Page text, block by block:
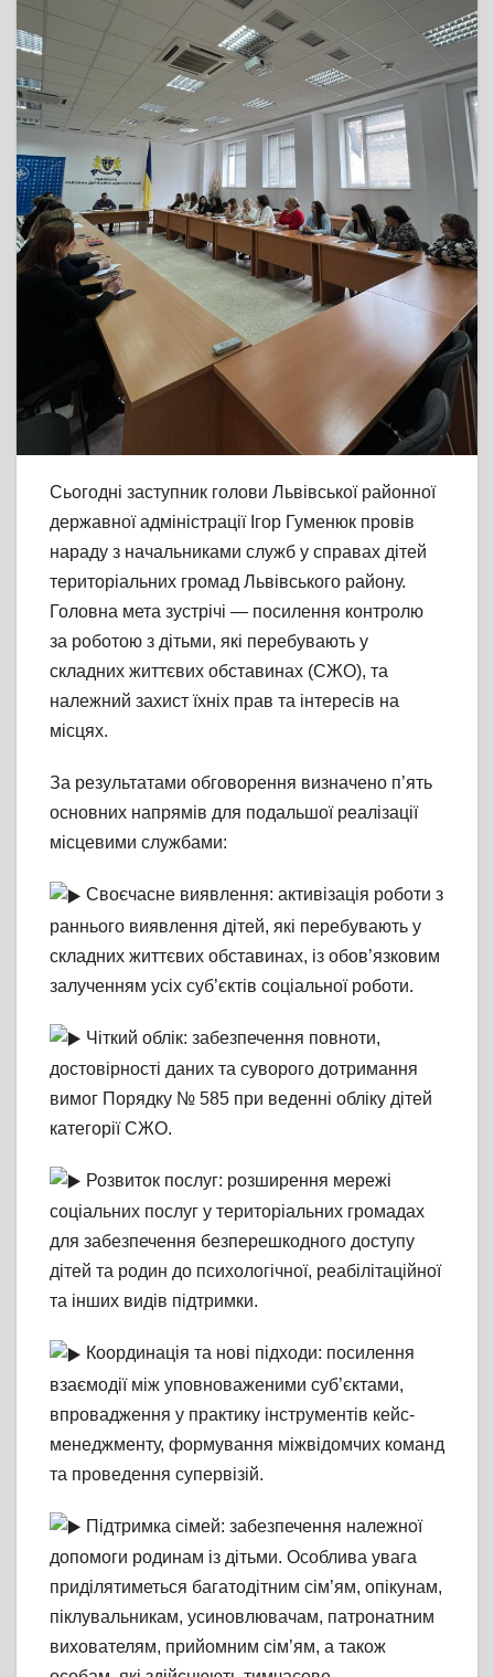
Сьогодні заступник голови Львівської районної
державної адміністрації Ігор Гуменюк провів
нараду з начальниками служб у справах дітей
територіальних громад Львівського району.
Головна мета зустрічі — посилення контролю
за роботою з дітьми, які перебувають у
складних життєвих обставинах (СЖО), та
належний захист їхніх прав та інтересів на
місцях.
За результатами обговорення визначено п’ять
основних напрямів для подальшої реалізації
місцевими службами:
Своєчасне виявлення: активізація роботи з
раннього виявлення дітей, які перебувають у
складних життєвих обставинах, із обов’язковим
залученням усіх суб’єктів соціальної роботи.
Чіткий облік: забезпечення повноти,
достовірності даних та суворого дотримання
вимог Порядку № 585 при веденні обліку дітей
категорії СЖО.
Розвиток послуг: розширення мережі
соціальних послуг у територіальних громадах
для забезпечення безперешкодного доступу
дітей та родин до психологічної, реабілітаційної
та інших видів підтримки.
Координація та нові підходи: посилення
взаємодії між уповноваженими суб’єктами,
впровадження у практику інструментів кейс-
менеджменту, формування міжвідомчих команд
та проведення супервізій.
Підтримка сімей: забезпечення належної
допомоги родинам із дітьми. Особлива увага
приділятиметься багатодітним сім’ям, опікунам,
піклувальникам, усиновлювачам, патронатним
вихователям, прийомним сім’ям, а також